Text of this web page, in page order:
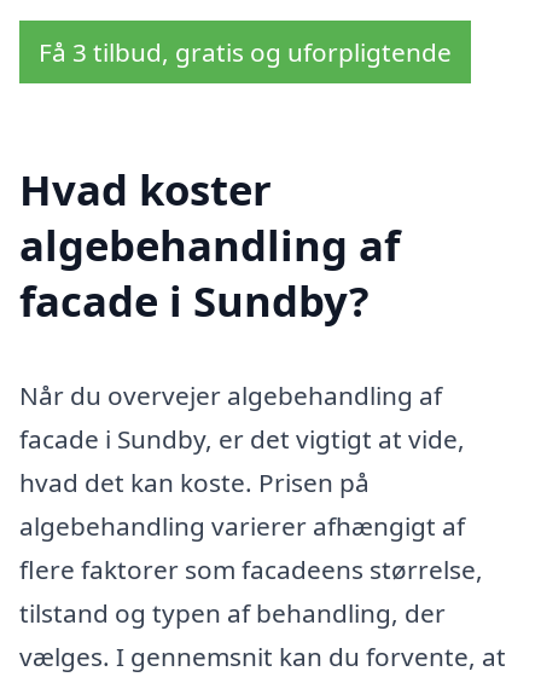
Få 3 tilbud, gratis og uforpligtende
Hvad koster
algebehandling af
facade i Sundby?
Når du overvejer algebehandling af
facade i Sundby, er det vigtigt at vide,
hvad det kan koste. Prisen på
algebehandling varierer afhængigt af
flere faktorer som facadeens størrelse,
tilstand og typen af behandling, der
vælges. I gennemsnit kan du forvente, at